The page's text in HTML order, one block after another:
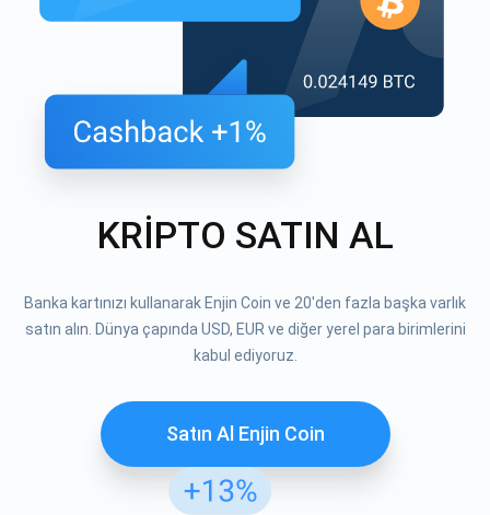
KRİPTO SATIN AL
Banka kartınızı kullanarak Enjin Coin ve 20'den fazla başka varlık
satın alın. Dünya çapında USD, EUR ve diğer yerel para birimlerini
kabul ediyoruz.
Satın Al Enjin Coin